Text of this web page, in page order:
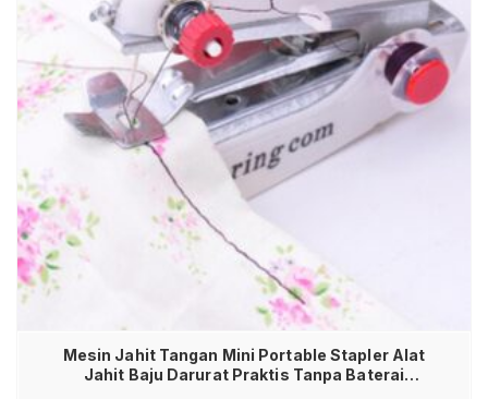
Mesin Jahit Tangan Mini Portable Stapler Alat
Jahit Baju Darurat Praktis Tanpa Baterai